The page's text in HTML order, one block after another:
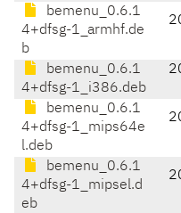
bemenu_0.6.1
4+dfsg-1_armhf.de
b
bemenu_0.6.1
4+dfsg-1_i386.deb
bemenu_0.6.1
4+dfsg-1_mips64e
l.deb
bemenu_0.6.1
4+dfsg-1_mipsel.d
eb